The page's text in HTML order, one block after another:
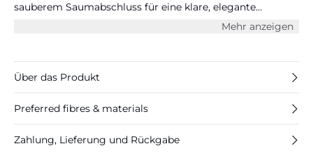
sauberem Saumabschluss für eine klare, elegante
Mehr anzeigen
Über das Produkt
Preferred fibres & materials
Zahlung, Lieferung und Rückgabe